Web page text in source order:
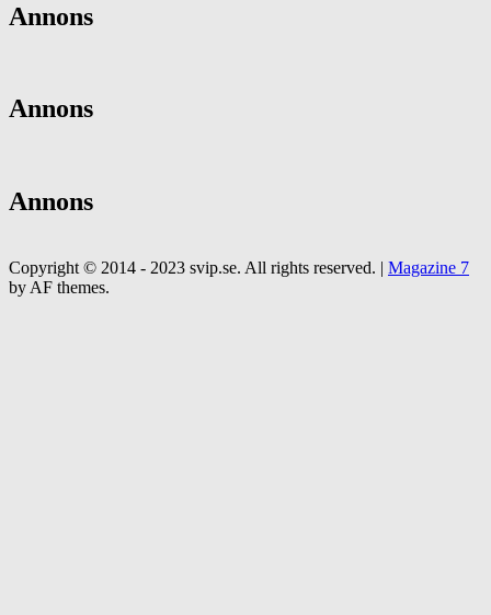
Annons
Annons
Annons
Copyright © 2014 - 2023 svip.se. All rights reserved. | Magazine 7
by AF themes.